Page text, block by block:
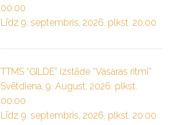
00:00
Līdz 9. septembris, 2026. plkst. 20:00
TTMS “ĢILDE” izstāde “Vasaras ritmi”
Svētdiena, 9. August, 2026. plkst.
00:00
Līdz 9. septembris, 2026. plkst. 20:00